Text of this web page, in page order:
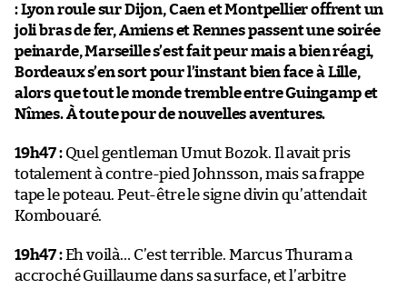
: Lyon roule sur Dijon, Caen et Montpellier offrent un
joli bras de fer, Amiens et Rennes passent une soirée
peinarde, Marseille s’est fait peur mais a bien réagi,
Bordeaux s’en sort pour l’instant bien face à Lille,
alors que tout le monde tremble entre Guingamp et
Nîmes. À toute pour de nouvelles aventures.
19h47 :Quel gentleman Umut Bozok. Il avait pris
totalement à contre-pied Johnsson, mais sa frappe
tape le poteau. Peut-être le signe divin qu’attendait
Kombouaré.
19h47 :Eh voilà… C’est terrible. Marcus Thuram a
accroché Guillaume dans sa surface, et l’arbitre